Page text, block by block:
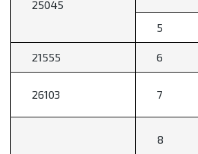
25045
5
21555 6
26103 7
8